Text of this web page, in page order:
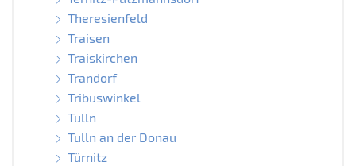
Theresienfeld
Traisen
Traiskirchen
Trandorf
Tribuswinkel
Tulln
Tulln an der Donau
Türnitz